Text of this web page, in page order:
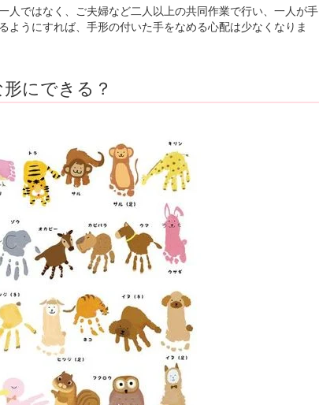
人ではなく、ご夫婦など二人以上の共同作業で行い、一人が手
ようにすれば、手形の付いた手をなめる心配は少なくなりま
にできる？